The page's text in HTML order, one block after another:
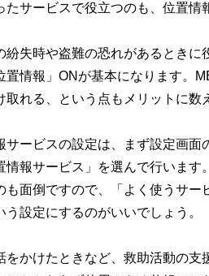
たサービスで役立つのも、位置情
失時や盗難の恐れがあるときに
置情報」ONが基本になります。
取れる、という点もメリットに数
ービスの設定は、まず設定画面
情報サービス」を選んで行いま
も面倒ですので、「よく使うサ
う設定にするのがいいでしょう。
かけたときなど、救助活動の支